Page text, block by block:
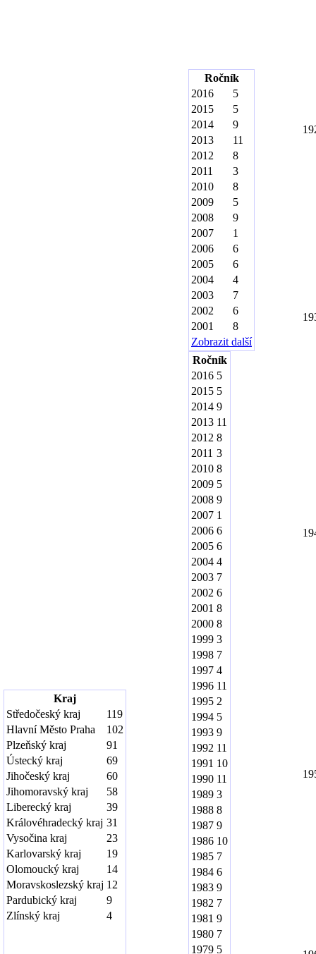
Kraj
Středočeský kraj
119
Hlavní Město Praha
102
Plzeňský kraj
91
Ústecký kraj
69
Jihočeský kraj
60
Jihomoravský kraj
58
Liberecký kraj
39
Královéhradecký kraj 31
Vysočina kraj
23
Karlovarský kraj
19
Olomoucký kraj
14
Moravskoslezský kraj 12
Pardubický kraj
9
Zlínský kraj
4
Ročník
2016
5
2015
5
2014
9
2013
11
2012
8
2011
3
2010
8
2009
5
2008
9
2007
1
2006
6
2005
6
2004
4
2003
7
2002
6
2001
8
Zobrazit další
Ročník
2016 5
2015 5
2014 9
2013 11
2012 8
2011 3
2010 8
2009 5
2008 9
2007 1
2006 6
2005 6
2004 4
2003 7
2002 6
2001 8
2000 8
1999 3
1998 7
1997 4
1996 11
1995 2
1994 5
1993 9
1992 11
1991 10
1990 11
1989 3
1988 8
1987 9
1986 10
1985 7
1984 6
1983 9
1982 7
1981 9
1980 7
1979 5